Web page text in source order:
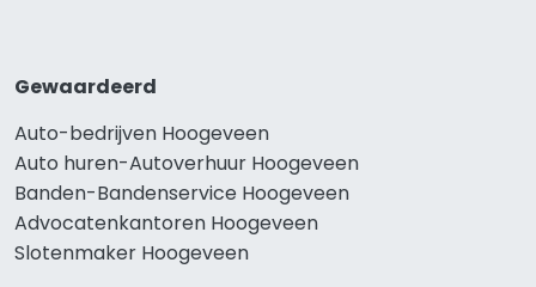
Gewaardeerd
Auto-bedrijven Hoogeveen
Auto huren-Autoverhuur Hoogeveen
Banden-Bandenservice Hoogeveen
Advocatenkantoren Hoogeveen
Slotenmaker Hoogeveen